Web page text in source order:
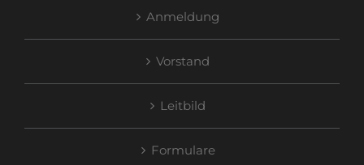
Anmeldung
Vorstand
Leitbild
Formulare